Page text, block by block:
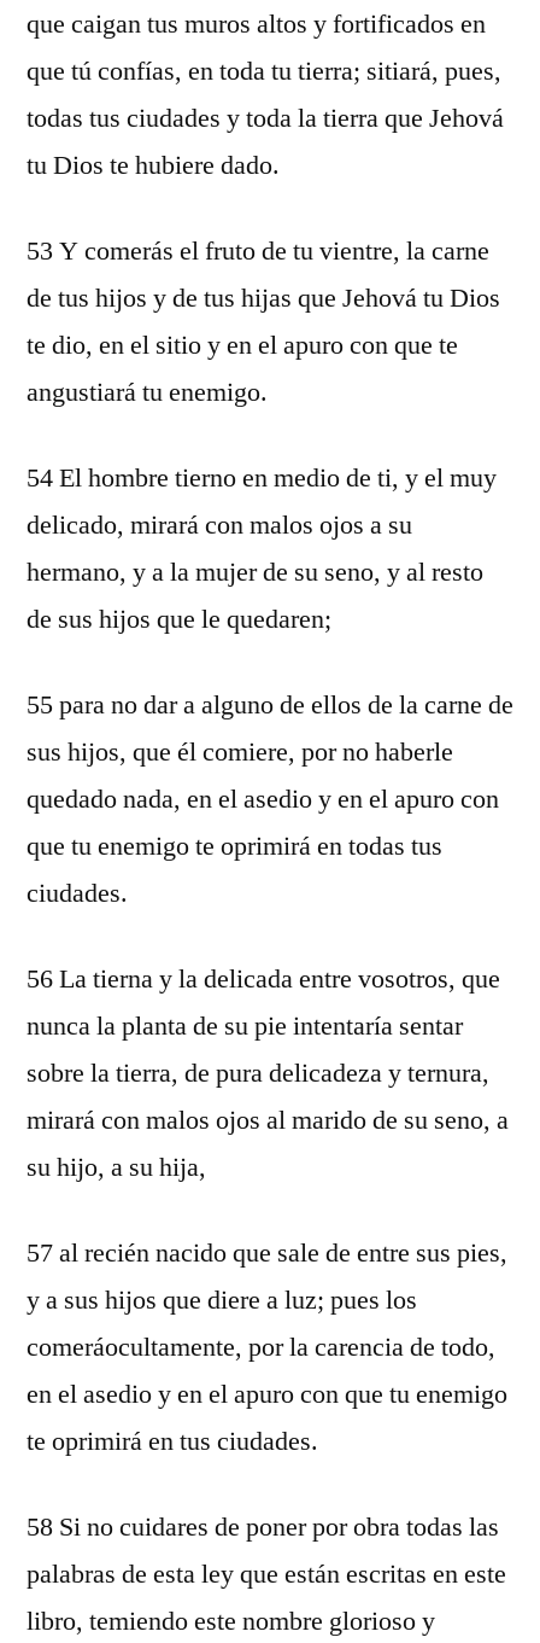
que caigan tus muros altos y fortificados en
que tú confías, en toda tu tierra; sitiará, pues,
todas tus ciudades y toda la tierra que Jehová
tu Dios te hubiere dado.
53 Y comerás el fruto de tu vientre, la carne
de tus hijos y de tus hijas que Jehová tu Dios
te dio, en el sitio y en el apuro con que te
angustiará tu enemigo.
54 El hombre tierno en medio de ti, y el muy
delicado, mirará con malos ojos a su
hermano, y a la mujer de su seno, y al resto
de sus hijos que le quedaren;
55 para no dar a alguno de ellos de la carne de
sus hijos, que él comiere, por no haberle
quedado nada, en el asedio y en el apuro con
que tu enemigo te oprimirá en todas tus
ciudades.
56 La tierna y la delicada entre vosotros, que
nunca la planta de su pie intentaría sentar
sobre la tierra, de pura delicadeza y ternura,
mirará con malos ojos al marido de su seno, a
su hijo, a su hija,
57 al recién nacido que sale de entre sus pies,
y a sus hijos que diere a luz; pues los
comeráocultamente, por la carencia de todo,
en el asedio y en el apuro con que tu enemigo
te oprimirá en tus ciudades.
58 Si no cuidares de poner por obra todas las
palabras de esta ley que están escritas en este
libro, temiendo este nombre glorioso y